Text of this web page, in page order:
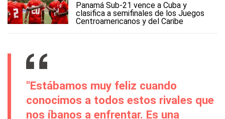
Panamá Sub-21 vence a Cuba y
clasifica a semifinales de los Juegos
Centroamericanos y del Caribe
"Estábamos muy feliz cuando
conocimos a todos estos rivales que
nos íbanos a enfrentar. Es una